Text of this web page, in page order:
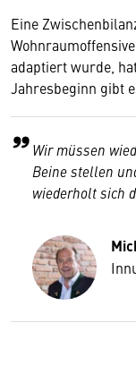
Eine
adaptiert wurde,
Jahresbeginn gibt
Wir müssen
Beine stellen
wiederholt sich